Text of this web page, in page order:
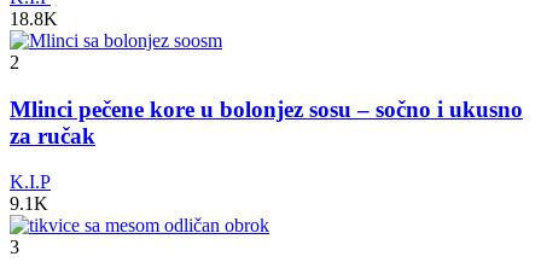
18.8K
2
Mlinci pečene kore u bolonjez sosu – sočno i ukusno
za ručak
K.I.P
9.1K
3